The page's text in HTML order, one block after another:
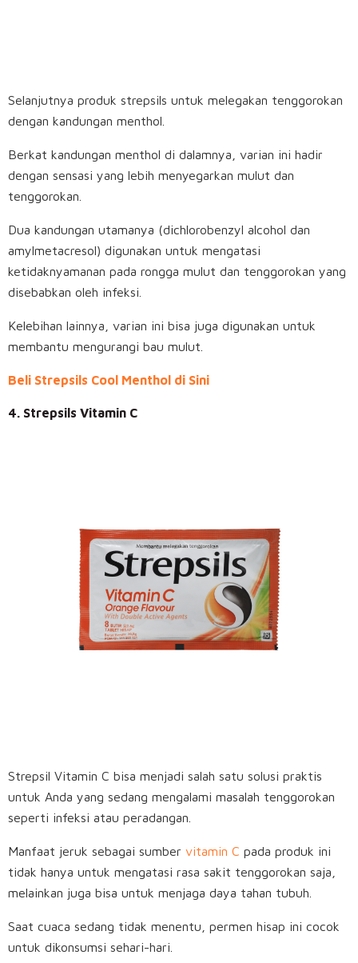
Selanjutnya produk strepsils untuk melegakan tenggorokan
dengan kandungan menthol.
Berkat kandungan menthol di dalamnya, varian ini hadir
dengan sensasi yang lebih menyegarkan mulut dan
tenggorokan.
Dua kandungan utamanya (dichlorobenzyl alcohol dan
amylmetacresol) digunakan untuk mengatasi
ketidaknyamanan pada rongga mulut dan tenggorokan yang
disebabkan oleh infeksi.
Kelebihan lainnya, varian ini bisa juga digunakan untuk
membantu mengurangi bau mulut.
Beli Strepsils Cool Menthol di Sini
4. Strepsils Vitamin C
Strepsil Vitamin C bisa menjadi salah satu solusi praktis
untuk Anda yang sedang mengalami masalah tenggorokan
seperti infeksi atau peradangan.
Manfaat jeruk sebagai sumber vitamin C pada produk ini
tidak hanya untuk mengatasi rasa sakit tenggorokan saja,
melainkan juga bisa untuk menjaga daya tahan tubuh.
Saat cuaca sedang tidak menentu, permen hisap ini cocok
untuk dikonsumsi sehari-hari.